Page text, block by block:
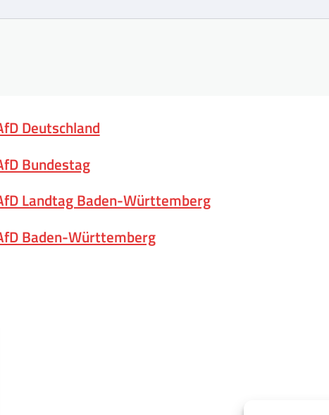
Deutschland
Bundestag
Landtag Baden-Württemberg
Baden-Württemberg